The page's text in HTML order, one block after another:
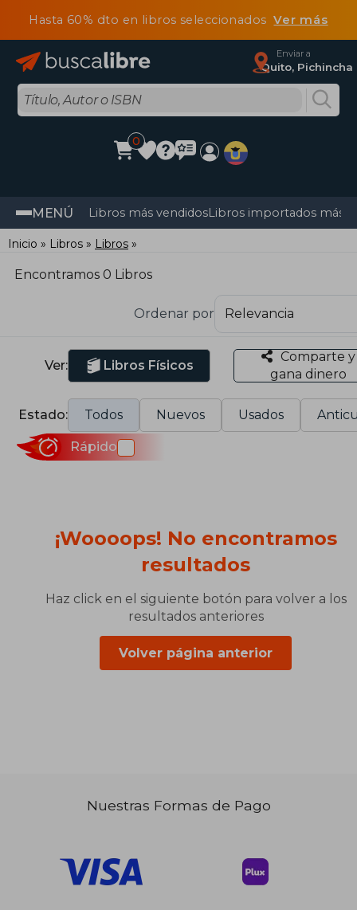
Hasta 60% dto en libros seleccionadosVer más
Enviar a
Quito, Pichincha
0
MENÚ Libros más vendidosLibros importados más
Inicio Libros Libros
Encontramos 0 Libros
Ordenar por
Ver: Libros Físicos
Comparte y
gana dinero
Estado: Todos Nuevos Usados
Rápido
¡Woooops! No encontramos
resultados
Haz click en el siguiente botón para volver a los
resultados anteriores
Volver página anterior
Nuestras Formas de Pago